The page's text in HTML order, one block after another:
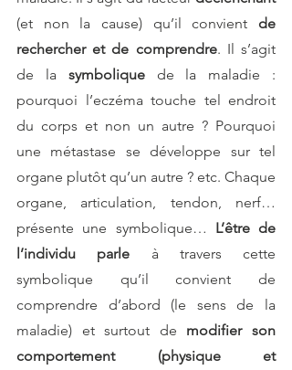
(et non la cause) qu’il convient de
rechercher et de comprendre. Il s’agit
de la symbolique de la maladie :
pourquoi l’eczéma touche tel endroit
du corps et non un autre ? Pourquoi
une métastase se développe sur tel
organe plutôt qu’un autre ? etc. Chaque
organe, articulation, tendon, nerf…
présente une symbolique… L’être de
l’individu parle à travers cette
symbolique qu’il convient de
comprendre d’abord (le sens de la
maladie) et surtout de modifier son
comportement (physique et